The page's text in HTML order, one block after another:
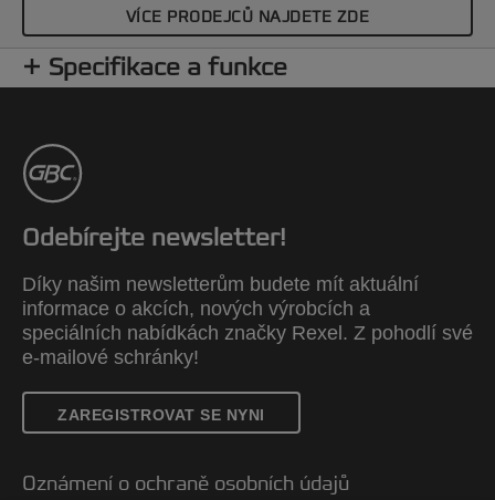
VÍCE PRODEJCŮ NAJDETE ZDE
Specifikace a funkce
Odebírejte newsletter!
Díky našim newsletterům budete mít aktuální
informace o akcích, nových výrobcích a
speciálních nabídkách značky Rexel. Z pohodlí své
e-mailové schránky!
ZAREGISTROVAT SE NYNI
Oznámení o ochraně osobních údajů